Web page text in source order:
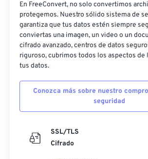
En FreeConvert, no solo convertimos
protegemos. Nuestro sólido sistema de
garantiza que tus datos estén siempre
conviertas una imagen, un video o un
cifrado avanzado, centros de datos
riguroso, cubrimos todos los aspectos de
tus datos.
Conozca más sobre nuestro
seguridad
SSL/TLS
Cifrado